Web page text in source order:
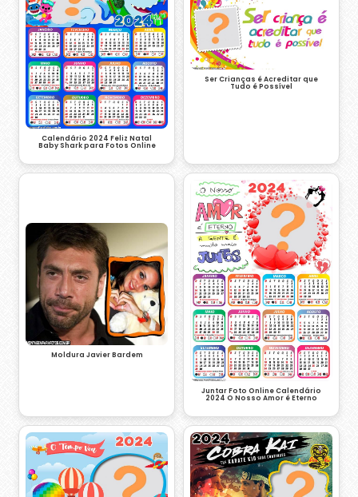
Calendário 2024 Feliz Natal
Baby Shark para Fotos Online
Ser Crianças é Acreditar que
Tudo é Possível
Moldura Javier Bardem
Juntar Foto Online Calendário
2024 O Nosso Amor é Eterno